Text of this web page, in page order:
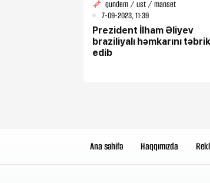
gundem / ust / manset
7-09-2023, 11:39
Prezident İlham Əliyev
braziliyalı həmkarını təbrik
edib
Ana səhifə Haqqımızda